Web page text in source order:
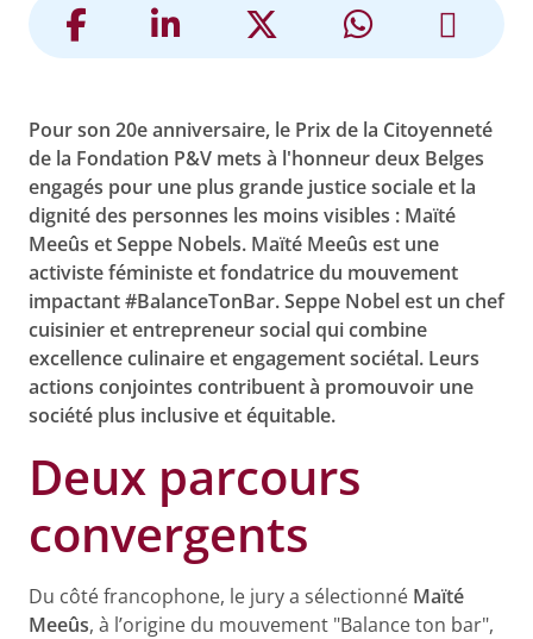
Pour son 20e anniversaire, le Prix de la Citoyenneté
de la Fondation P&V mets à l'honneur deux Belges
engagés pour une plus grande justice sociale et la
dignité des personnes les moins visibles : Maïté
Meeûs et Seppe Nobels. Maïté Meeûs est une
activiste féministe et fondatrice du mouvement
impactant #BalanceTonBar. Seppe Nobel est un chef
cuisinier et entrepreneur social qui combine
excellence culinaire et engagement sociétal. Leurs
actions conjointes contribuent à promouvoir une
société plus inclusive et équitable.
Deux parcours
convergents
Du côté francophone, le jury a sélectionné Maïté
Meeûs, à l’origine du mouvement "Balance ton bar",